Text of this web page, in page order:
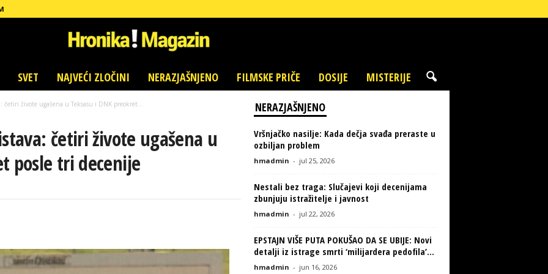
SVET NAJVEĆI ZLOČINI NERAZJAŠNJENO FILMSKE PRIČE DOSIJE MISTERIJE
četiri živote ugašena u Teksasu i DNK preokret...
četiri živote ugašena u
posle tri decenije
NERAZJAŠNJENO
Vršnjačko nasilje: Kada dečja svađa preraste u
ozbiljan problem
hmadmin - jul 25, 2026
Nestali bez traga: Slučajevi koji decenijama
zbunjuju istražitelje i javnost
hmadmin - jul 22, 2026
EPSTAJN VIŠE PUTA POKUŠAO DA SE UBIJE: Novi
detalji iz istrage smrti ‘milijardera pedofila’...
hmadmin - jun 16, 2026